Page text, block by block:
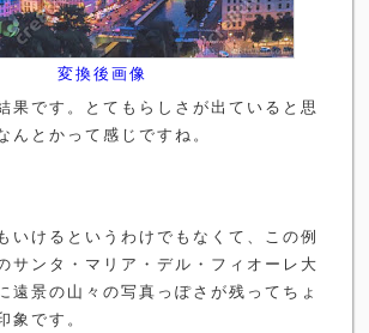
変換後画像
果です。とてもらしさが出ていると思
んとかって感じですね。
いけるというわけでもなくて、この例
サンタ・マリア・デル・フィオーレ大
遠景の山々の写真っぽさが残ってちょ
象です。